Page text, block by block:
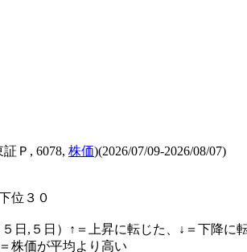
証Ｐ, 6078, 株価)(2026/07/09-2026/08/07)
位３０
日,５日）↑＝上昇に転じた、↓＝下降に
株価が平均より高い